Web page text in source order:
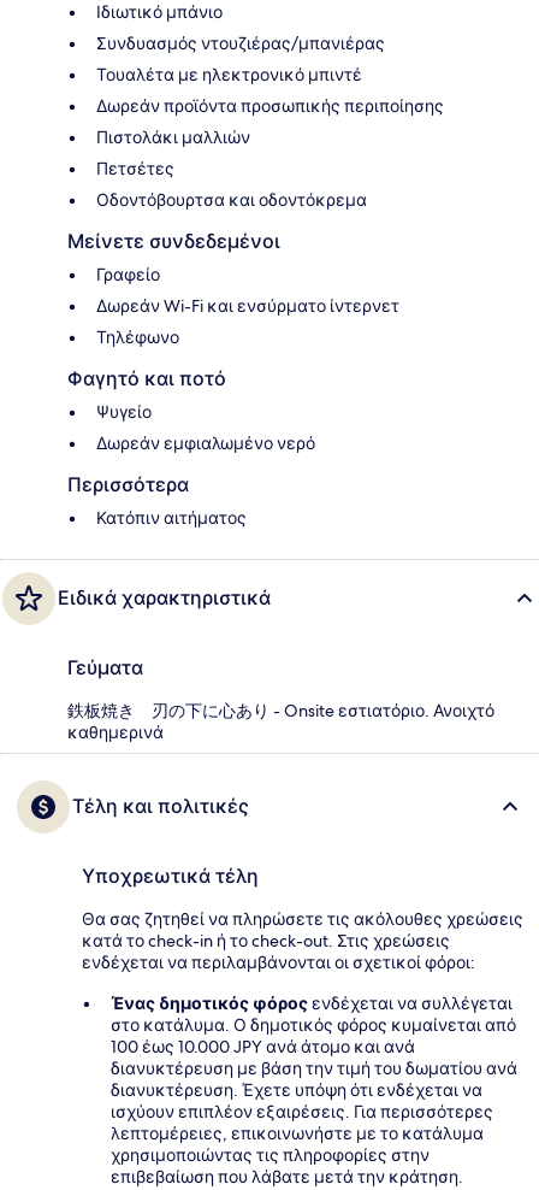
Ιδιωτικό μπάνιο
Συνδυασμός ντουζιέρας/μπανιέρας
Τουαλέτα με ηλεκτρονικό μπιντέ
Δωρεάν προϊόντα προσωπικής περιποίησης
Πιστολάκι μαλλιών
Πετσέτες
Οδοντόβουρτσα και οδοντόκρεμα
Μείνετε συνδεδεμένοι
Γραφείο
Δωρεάν Wi-Fi και ενσύρματο ίντερνετ
Τηλέφωνο
Φαγητό και ποτό
Ψυγείο
Δωρεάν εμφιαλωμένο νερό
Περισσότερα
Κατόπιν αιτήματος
Ειδικά χαρακτηριστικά
Γεύματα
鉄板焼き 刃の下に心あり - Onsite εστιατόριο. Ανοιχτό
καθημερινά
Τέλη και πολιτικές
Υποχρεωτικά τέλη
Θα σας ζητηθεί να πληρώσετε τις ακόλουθες χρεώσεις
κατά το check-in ή το check-out. Στις χρεώσεις
ενδέχεται να περιλαμβάνονται οι σχετικοί φόροι:
Ένας δημοτικός φόροςενδέχεται να συλλέγεται
στο κατάλυμα. Ο δημοτικός φόρος κυμαίνεται από
100 έως 10.000 JPY ανά άτομο και ανά
διανυκτέρευση με βάση την τιμή του δωματίου ανά
διανυκτέρευση. Έχετε υπόψη ότι ενδέχεται να
ισχύουν επιπλέον εξαιρέσεις. Για περισσότερες
λεπτομέρειες, επικοινωνήστε με το κατάλυμα
χρησιμοποιώντας τις πληροφορίες στην
επιβεβαίωση που λάβατε μετά την κράτηση.